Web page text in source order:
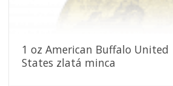
1 oz American Buffalo United
States zlatá minca